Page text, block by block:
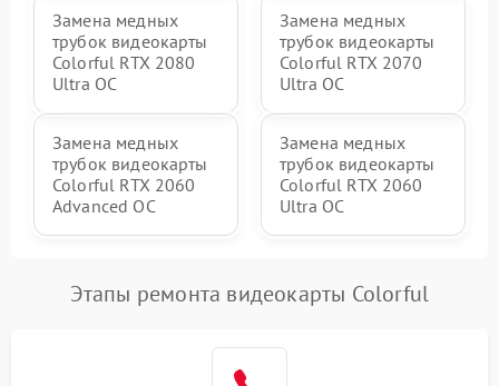
Замена медных
трубок видеокарты
Colorful RTX 2080
Ultra OC
Замена медных
трубок видеокарты
Colorful RTX 2070
Ultra OC
Замена медных
трубок видеокарты
Colorful RTX 2060
Advanced OC
Замена медных
трубок видеокарты
Colorful RTX 2060
Ultra OC
Этапы ремонта видеокарты Colorful